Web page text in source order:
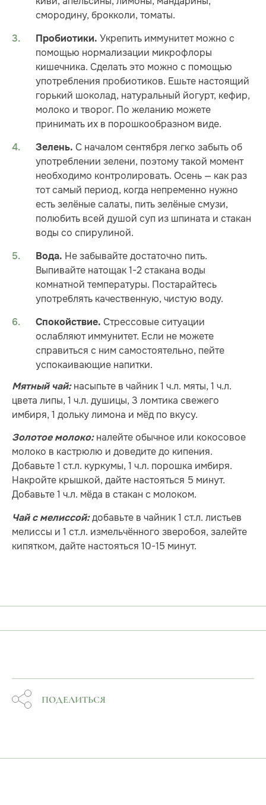
смородину, брокколи, томаты.
Пробиотики. Укрепить иммунитет можно с
помощью нормализации микрофлоры
кишечника. Сделать это можно с помощью
употребления пробиотиков. Ешьте настоящий
горький шоколад, натуральный йогурт, кефир,
молоко и творог. По желанию можете
принимать их в порошкообразном виде.
Зелень. С началом сентября легко забыть об
употреблении зелени, поэтому такой момент
необходимо контролировать. Осень — как раз
тот самый период, когда непременно нужно
есть зелёные салаты, пить зелёные смузи,
полюбить всей душой суп из шпината и стакан
воды со спирулиной.
Вода. Не забывайте достаточно пить.
Выпивайте натощак 1-2 стакана воды
комнатной температуры. Постарайтесь
употреблять качественную, чистую воду.
Спокойствие. Стрессовые ситуации
ослабляют иммунитет. Если не можете
справиться с ним самостоятельно, пейте
успокаивающие напитки.
Мятный чай: насыпьте в чайник 1 ч.л. мяты, 1 ч.л.
цвета липы, 1 ч.л. душицы, 3 ломтика свежего
имбиря, 1 дольку лимона и мёд по вкусу.
Золотое молоко: налейте обычное или кокосовое
молоко в кастрюлю и доведите до кипения.
Добавьте 1 ст.л. куркумы, 1 ч.л. порошка имбиря.
Накройте крышкой, дайте настояться 5 минут.
Добавьте 1 ч.л. мёда в стакан с молоком.
Чай с мелиссой:добавьте в чайник 1 ст.л. листьев
мелиссы и 1 ст.л. измельчённого зверобоя, залейте
кипятком, дайте настояться 10-15 минут.
ПОДЕЛИТЬСЯ